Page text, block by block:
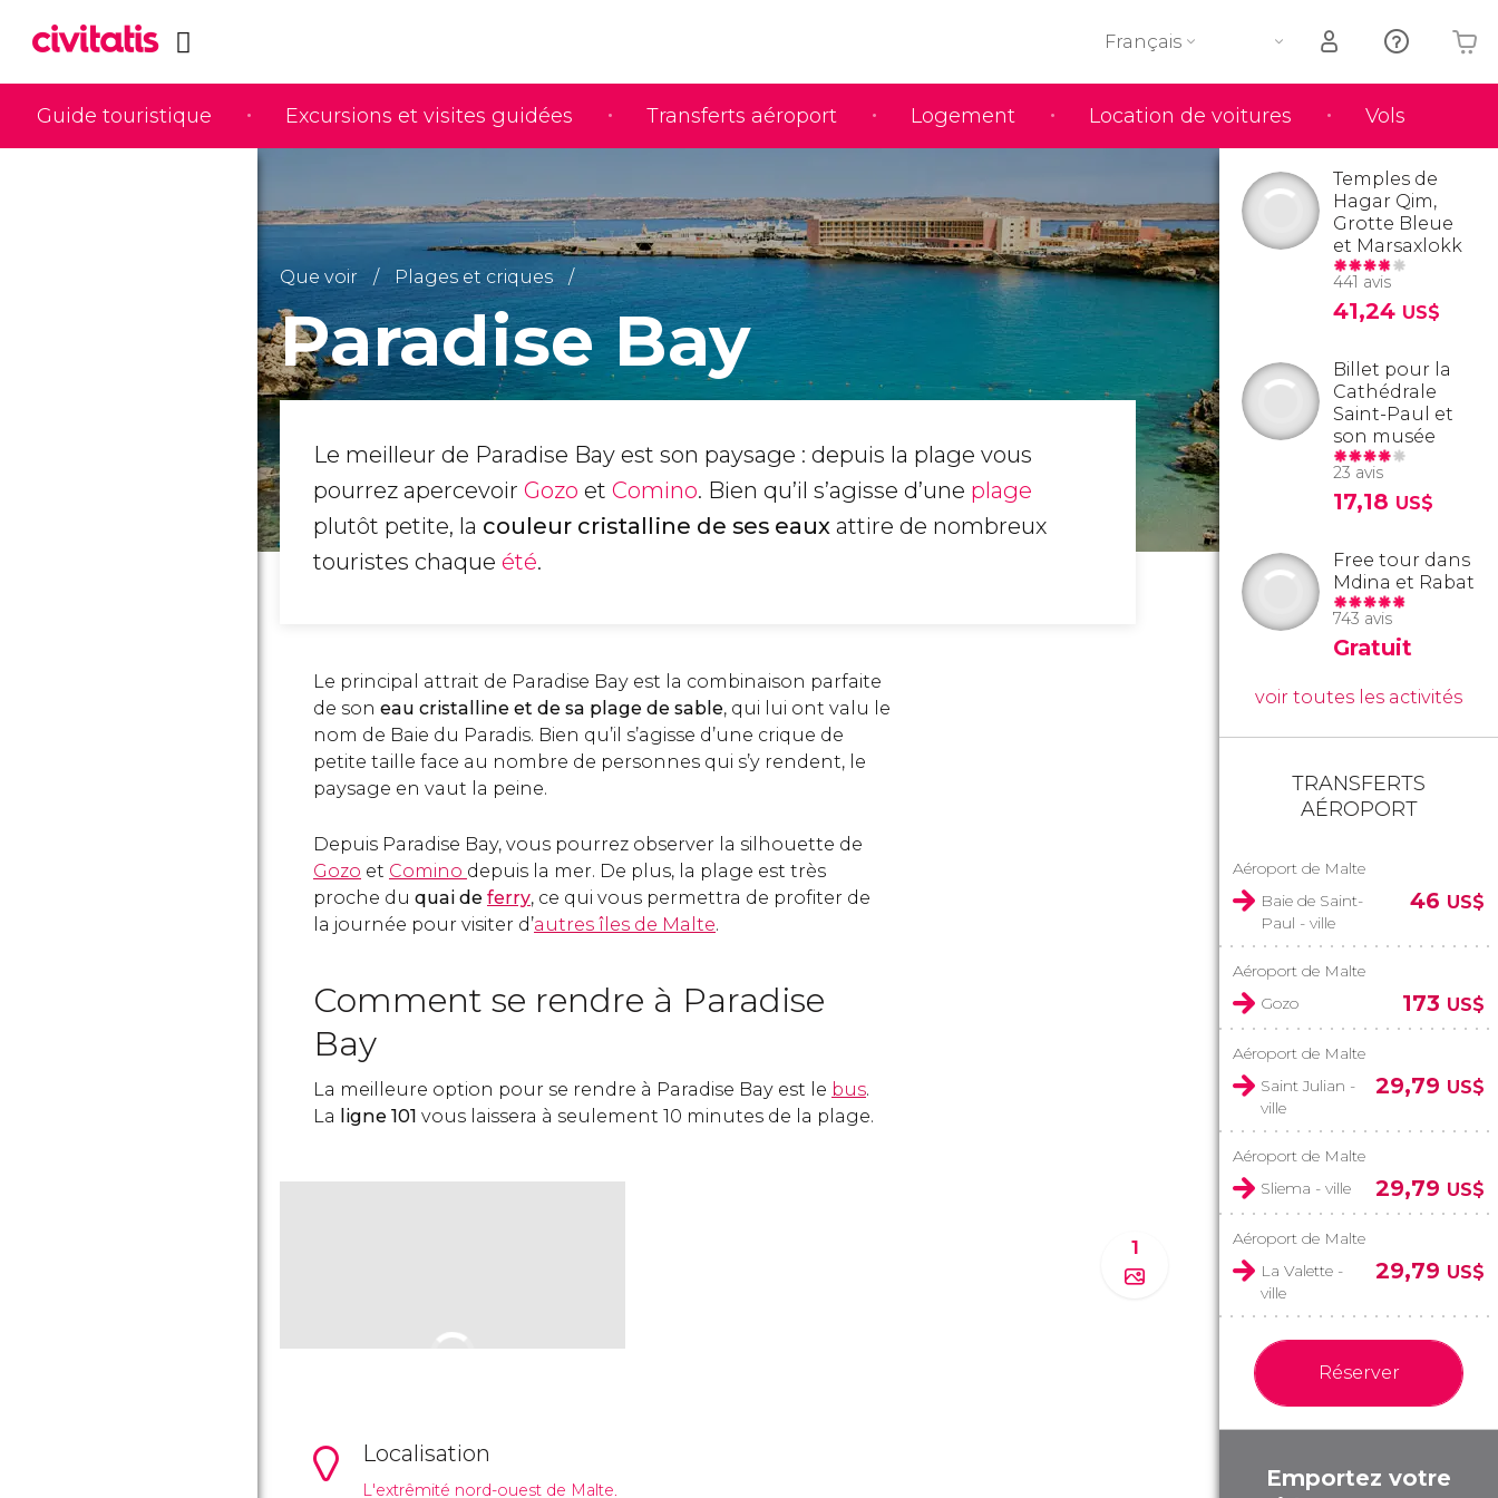
Guide touristique Excursions et visites guidées Transferts aéroport Logement Location de voitures Vols
Français
Votre panier est vide
Que voir Plages et criques
Paradise Bay
Le meilleur de Paradise Bay est son paysage : depuis la plage vous
pourrez apercevoir Gozo et Comino. Bien qu’il s’agisse d’une plage
plutôt petite, la couleur cristalline de ses eaux attire de nombreux
touristes chaque été.
Le principal attrait de Paradise Bay est la combinaison parfaite
de son eau cristalline et de sa plage de sable, qui lui ont valu le
nom de Baie du Paradis. Bien qu’il s’agisse d’une crique de
petite taille face au nombre de personnes qui s’y rendent, le
paysage en vaut la peine.
Depuis Paradise Bay, vous pourrez observer la silhouette de
Gozo et Comino depuis la mer. De plus, la plage est très
proche du quai de ferry, ce qui vous permettra de profiter de
la journée pour visiter d’autres îles de Malte.
Comment se rendre à Paradise
Bay
La meilleure option pour se rendre à Paradise Bay est le bus.
La
ligne 101 vous laissera à seulement 10 minutes de la plage.
1
Localisation
L'extrêmité nord-ouest de Malte.
Temples de
Hagar Qim,
Grotte Bleue
et Marsaxlokk
441 avis
41,24 US$
Billet pour la
Cathédrale
Saint-Paul et
son musée
23 avis
17,18 US$
Free tour dans
Mdina et Rabat
743 avis
Gratuit
voir toutes les activités
TRANSFERTS
AÉROPORT
Aéroport de Malte
Baie de Saint-
Paul - ville
46 US$
Aéroport de Malte
Gozo
173 US$
Aéroport de Malte
Saint Julian -
ville
29,79 US$
Aéroport de Malte
Sliema - ville
29,79 US$
Aéroport de Malte
La Valette -
ville
29,79 US$
Réserver
Emportez votre